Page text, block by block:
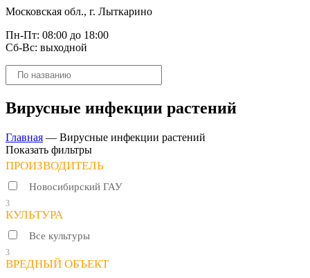
Московская обл., г. Лыткарино
Пн-Пт: 08:00 до 18:00
Сб-Вс: выходной
Поиск
товаров
Вирусные инфекции растений
Главная — Вирусные инфекции растений
Показать фильтры
ПРОИЗВОДИТЕЛЬ
Новосибирский ГАУ
3
КУЛЬТУРА
Все культуры
3
ВРЕДНЫЙ ОБЪЕКТ